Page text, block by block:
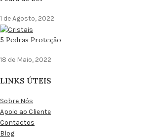
1 de Agosto, 2022
5 Pedras Proteção
18 de Maio, 2022
LINKS ÚTEIS
Sobre Nós
Apoio ao Cliente
Contactos
Blog